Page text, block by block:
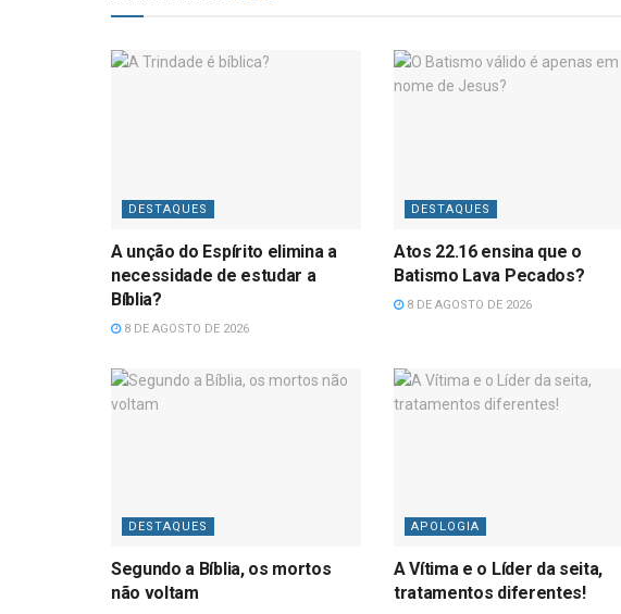
DESTAQUES
A unção do Espírito elimina a
necessidade de estudar a
Bíblia?
8 DE AGOSTO DE 2026
DESTAQUES
Atos 22.16 ensina que o
Batismo Lava Pecados?
8 DE AGOSTO DE 2026
DESTAQUES
Segundo a Bíblia, os mortos
não voltam
APOLOGIA
A Vítima e o Líder da seita,
tratamentos diferentes!